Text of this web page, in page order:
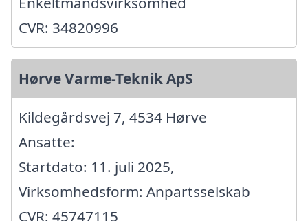
CVR: 34820996
Hørve Varme-Teknik ApS
Kildegårdsvej 7, 4534 Hørve
Ansatte:
Startdato: 11. juli 2025,
Virksomhedsform: Anpartsselskab
CVR: 45747115